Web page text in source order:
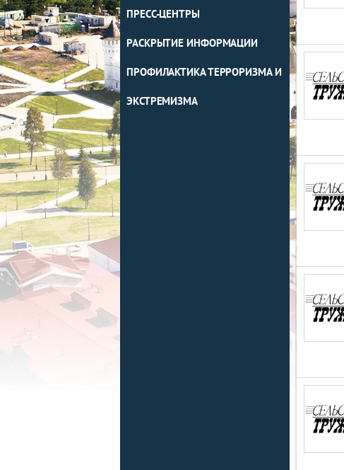
ПРЕСС-ЦЕНТРЫ
РАСКРЫТИЕ ИНФОРМАЦИИ
ПРОФИЛАКТИКА ТЕРРОРИЗМА И
ЭКСТРЕМИЗМА